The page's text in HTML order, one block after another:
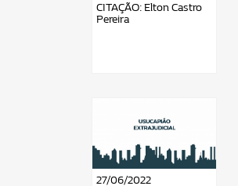
CITAÇÃO: Elton Castro
Pereira
27/06/2022